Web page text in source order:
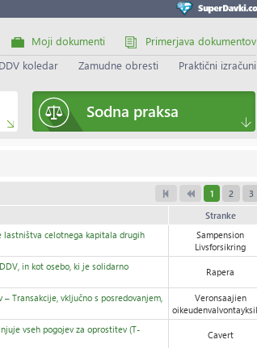
Moji dokumenti
Primerjava dokumentov
DDV koledar Zamudne obresti Praktični izračuni
Sodna praksa
1 2 3
Stranke
lastništva celotnega kapitala drugih
Sampension
Livsforsikring
in kot osebo, ki je solidarno
Rapera
– Transakcije, vključno s posredovanjem,
Veronsaajien
vseh pogojev za oprostitev (T-
Cavert